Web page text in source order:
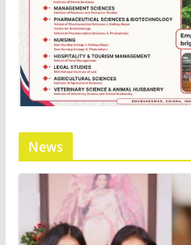
News